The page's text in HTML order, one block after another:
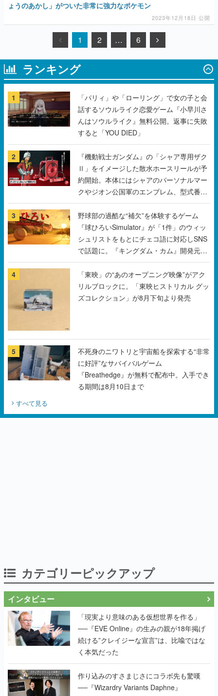
ょうのあかし」がついた非常に強力なポケモン
2023年12月18日 公開
1 2 … 6
ランキング
1
「パリィ」や「ローリング」で女の子と会
話するソウルライク恋愛ゲーム『小早川さ
んはソウルライク』無料公開。返事に失敗
すると「YOU DIED」
2
『機動戦士ガンダム』の「シャア専用ザク
Ⅱ」をイメージした散水ホースリールが予
約開始。本体にはシャアのパーソナルマー
クやジオン公国軍のエンブレム、型式番号
などを配置
3
野球部の過酷な“補欠”を体験するゲーム
『球ひろいSimulator』が「1件」のウィッ
シュリストをもとにチェコ語に対応しSNS
で話題に。『キングダム・カム』開発元や
チェコのプロ野球選手から称賛の声
4
「東映」の“あのオープニング映像”がアク
リルブロックに。「東映ヒストリカル グッ
ズコレクション」が8月下旬より発売
5
不死身のニワトリと宇宙船を探索する“非常
に好評”なサバイバルゲーム
『Breathedge』が無料で配布中。入手でき
る期間は8月10日まで
すべて見る
カテゴリーピックアップ
インタビュー
「現実より意味のある仮想世界を作る」
──『EVE Online』の生みの親が18年掲げ
続ける”クレイジーな宣言”は、比喩ではな
く本気だった
作り込みのすさまじさにコラボ先も驚嘆
──『Wizardry Variants Daphne』